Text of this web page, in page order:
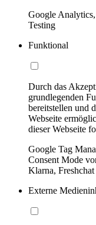
Google
Testing
Funktional
Durch das
grundlegenden
bereitstellen und
Webseite
dieser Webseite
Google Tag
Consent Mode
Klarna, Freshchat
Externe